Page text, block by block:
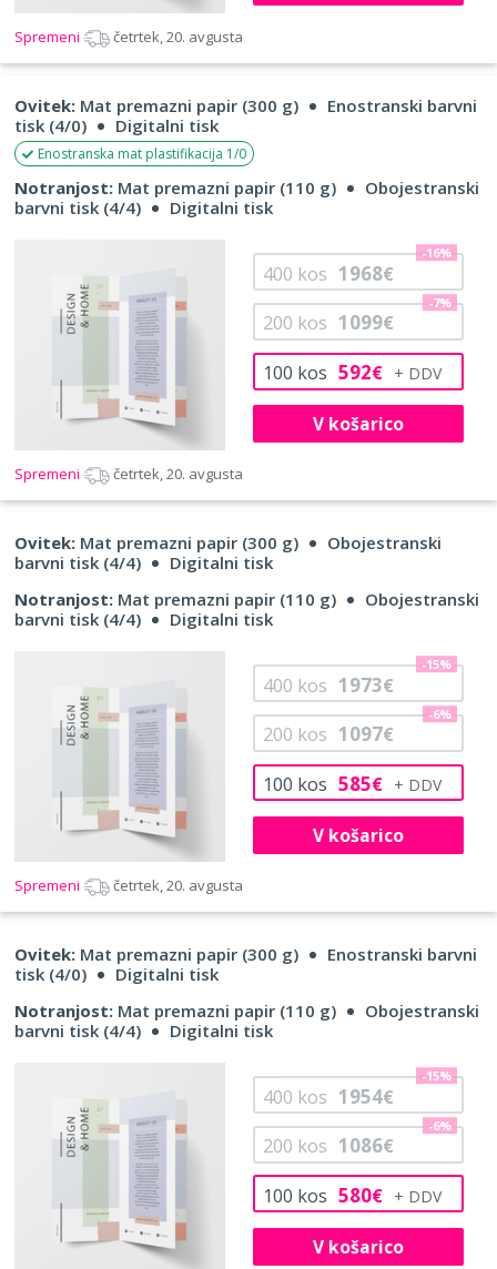
Spremeni četrtek, 20. avgusta
Ovitek: Mat premazni papir (300 g)
Enostranski barvni
tisk (4/0)
Digitalni tisk
Enostranska mat plastifikacija 1/0
Notranjost: Mat premazni papir (110 g)
Obojestranski
barvni tisk (4/4)
Digitalni tisk
100 kos 592€
200 kos 1099€
-7%
400 kos 1968€
-16%
V košarico
Spremeni četrtek, 20. avgusta
Ovitek: Mat premazni papir (300 g)
Obojestranski
barvni tisk (4/4)
Digitalni tisk
Notranjost: Mat premazni papir (110 g)
Obojestranski
barvni tisk (4/4)
Digitalni tisk
100 kos 585€
200 kos 1097€
-6%
400 kos 1973€
-15%
V košarico
Spremeni četrtek, 20. avgusta
Ovitek: Mat premazni papir (300 g)
Enostranski barvni
tisk (4/0)
Digitalni tisk
Notranjost: Mat premazni papir (110 g)
Obojestranski
barvni tisk (4/4)
Digitalni tisk
100 kos 580€
200 kos 1086€
-6%
400 kos 1954€
-15%
V košarico